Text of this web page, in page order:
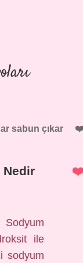
sabun çıkar
Nedir
ile
sodyum